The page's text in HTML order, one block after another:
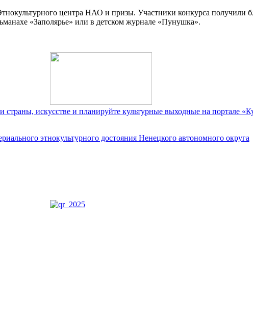
центра НАО и призы. Участники конкурса получили
«Заполярье» или в детском журнале «Пунушка».
страны, искусстве и планируйте культурные выходные на портале
этнокультурного достояния Ненецкого автономного округа